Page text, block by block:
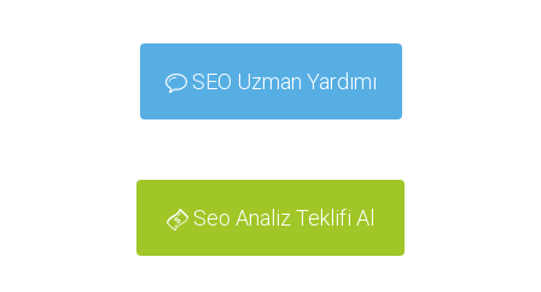
SEO Uzman Yardımı
Seo Analiz Teklifi Al